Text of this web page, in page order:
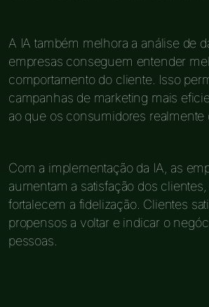
A IA também melhora a análise de
empresas conseguem entender
comportamento do cliente. Isso
campanhas de marketing mais
ao que os consumidores realmente
Com a implementação da IA, as
aumentam a satisfação dos
fortalecem a fidelização. Clientes
propensos a voltar e indicar o
pessoas.